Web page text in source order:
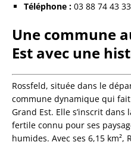
Téléphone : 03 88 74 43 33
Une commune
Est avec une
Rossfeld, située dans le
commune dynamique qui
Grand Est. Elle s’inscrit
fertile connu pour ses
humides. Avec ses 6,15